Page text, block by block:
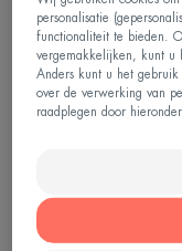
Comedomed
Reinigingsgel
/
5
-
personalisatie
functionaliteit te bieden.
vergemakkelijken, kunt u
Anders kunt u het gebruik
over de verwerking van
raadplegen door